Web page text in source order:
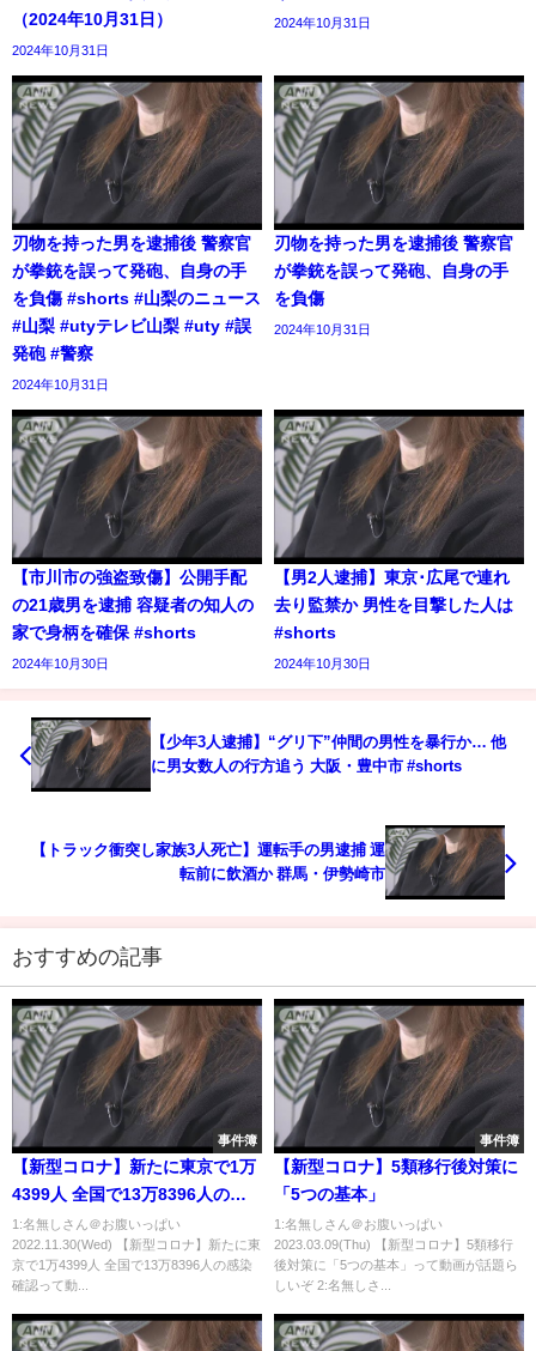
（2024年10月31日）
2024年10月31日
2024年10月31日
刃物を持った男を逮捕後 警察官
が拳銃を誤って発砲、自身の手
を負傷 #shorts #山梨のニュース
#山梨 #utyテレビ山梨 #uty #誤
発砲 #警察
2024年10月31日
刃物を持った男を逮捕後 警察官
が拳銃を誤って発砲、自身の手
を負傷
2024年10月31日
【市川市の強盗致傷】公開手配
の21歳男を逮捕 容疑者の知人の
家で身柄を確保 #shorts
2024年10月30日
【男2人逮捕】東京･広尾で連れ
去り監禁か 男性を目撃した人は
#shorts
2024年10月30日
【少年3人逮捕】“グリ下”仲間の男性を暴行か… 他
に男女数人の行方追う 大阪・豊中市 #shorts
【トラック衝突し家族3人死亡】運転手の男逮捕 運
転前に飲酒か 群馬・伊勢崎市
おすすめの記事
事件簿
【新型コロナ】新たに東京で1万
4399人 全国で13万8396人の感
染確認
1:名無しさん＠お腹いっぱい
2022.11.30(Wed) 【新型コロナ】新たに東
京で1万4399人 全国で13万8396人の感染
確認って動...
事件簿
【新型コロナ】5類移行後対策に
「5つの基本」
1:名無しさん＠お腹いっぱい
2023.03.09(Thu) 【新型コロナ】5類移行
後対策に「5つの基本」って動画が話題ら
しいぞ 2:名無しさ...